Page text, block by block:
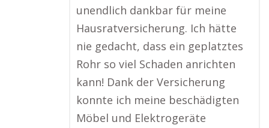
unendlich dankbar für meine
Hausratversicherung. Ich hätte
nie gedacht, dass ein geplatztes
Rohr so viel Schaden anrichten
kann! Dank der Versicherung
konnte ich meine beschädigten
Möbel und Elektrogeräte